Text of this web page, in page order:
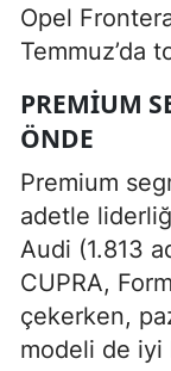
Opel
Temmuz’da
PREMIUM
ÖNDE
Premium
adetle
Audi (1.813
CUPRA,
çekerken,
modeli de iyi